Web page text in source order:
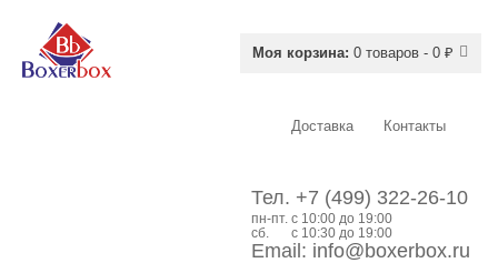
Моя корзина: 0 товаров - 0 ₽
Доставка Контакты
Тел. +7 (499) 322-26-10
пн-пт. c 10:00 до 19:00
сб.
с 10:30 до 19:00
Email: info@boxerbox.ru